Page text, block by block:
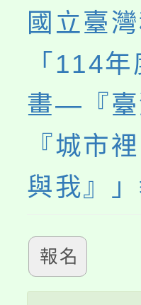
心理、
系所師
國立臺
「114
畫—『臺
『城市
與我』
報名